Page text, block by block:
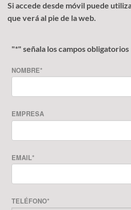
Si accede desde móvil puede
que verá al pie de la web.
"*" señala los campos obligatorios
NOMBRE*
EMPRESA
EMAIL*
TELÉFONO*